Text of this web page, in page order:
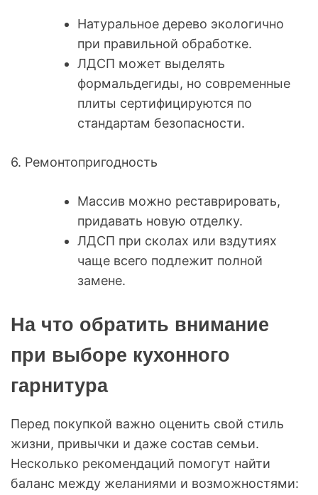
Натуральное дерево экологично
при правильной обработке.
ЛДСП может выделять
формальдегиды, но современные
плиты сертифицируются по
стандартам безопасности.
6. Ремонтопригодность
Массив можно реставрировать,
придавать новую отделку.
ЛДСП при сколах или вздутиях
чаще всего подлежит полной
замене.
На что обратить внимание
при выборе кухонного
гарнитура
Перед покупкой важно оценить свой стиль
жизни, привычки и даже состав семьи.
Несколько рекомендаций помогут найти
баланс между желаниями и возможностями: